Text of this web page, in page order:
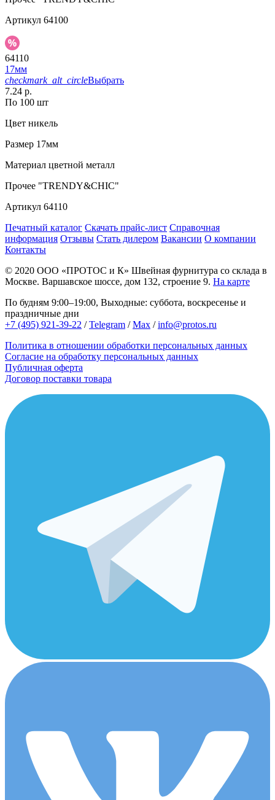
Артикул 64100
64110
17мм
checkmark_alt_circleВыбрать
7.24 р.
По 100 шт
Цвет никель
Размер 17мм
Материал цветной металл
Прочее "TRENDY&CHIC"
Артикул 64110
Печатный каталог Скачать прайс-лист Справочная
информация Отзывы Стать дилером Вакансии О компании
Контакты
© 2020 ООО «ПРОТОС и К» Швейная фурнитура со склада в
Москве. Варшавское шоссе, дом 132, строение 9. На карте
По будням 9:00–19:00, Выходные: суббота, воскресенье и
праздничные дни
+7 (495) 921-39-22 /Telegram /Max /info@protos.ru
Политика в отношении обработки персональных данных
Согласие на обработку персональных данных
Публичная оферта
Договор поставки товара